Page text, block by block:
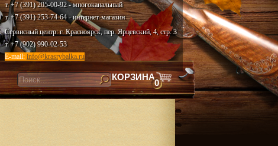
т. +7 (391) 205-00-92 - многоканальный
т. +7 (391) 253-74-64 - интернет-магазин
Сервисный центр: г. Красноярск, пер. Ярцевский, 4, стр. 3
т. +7 (902) 990-02-53
E-mail: info@krasrybalka.ru
Искать
КОРЗИНА
0